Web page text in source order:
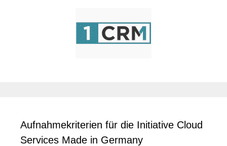
Aufnahmekriterien für die Initiative Cloud
Services Made in Germany